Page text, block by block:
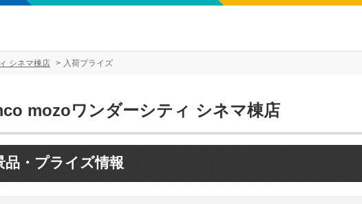
シネマ棟店 入荷プライズ
mozoワンダーシティ シネマ棟店
品・プライズ情報